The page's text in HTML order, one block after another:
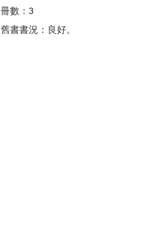
冊數：3
舊書書況：良好。